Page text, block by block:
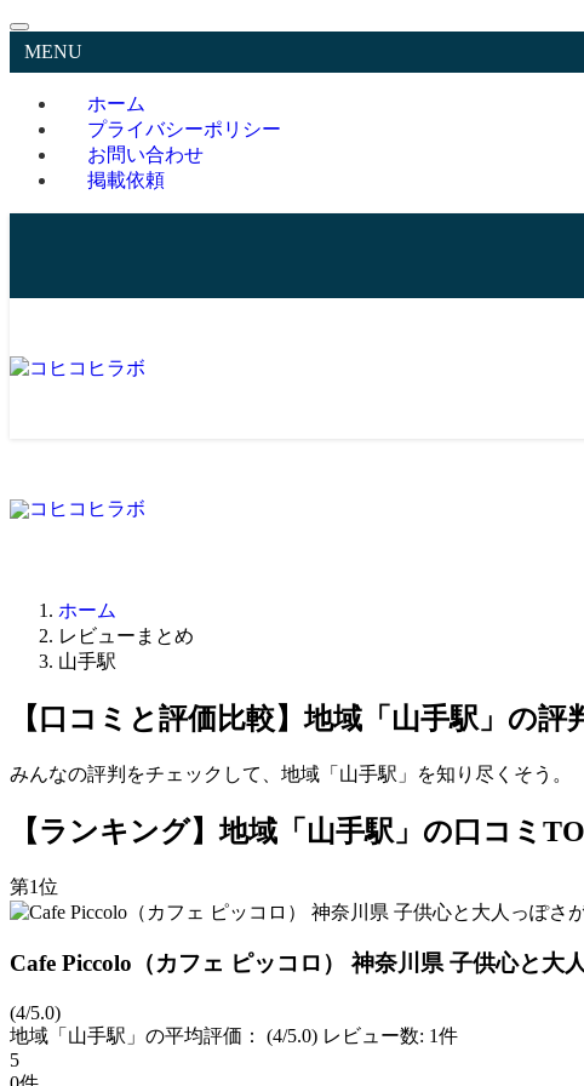
MENU
ホーム
プライバシーポリシー
お問い合わせ
掲載依頼
ホーム
レビューまとめ
山手駅
【口コミと評価比較】地域「山手駅」の評
みんなの評判をチェックして、地域「山手駅」を知り尽くそう。
【ランキング】地域「山手駅」の口コミ
第1位
Cafe Piccolo（カフェ ピッコロ） 神奈川県 子供心と大
(4/5.0)
地域「山手駅」の平均評価：
(4/5.0) レビュー数: 1件
5